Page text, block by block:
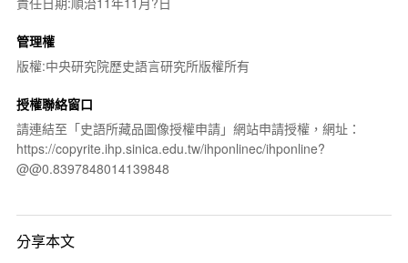
管理權
版權:中央研究院歷史語言研究所版權所有
授權聯絡窗口
請連結至「史語所藏品圖像授權申請」網站申請授權，網址：
https://copyrite.ihp.sinica.edu.tw/ihponlinec/ihponline?
@@0.8397848014139848
分享本文